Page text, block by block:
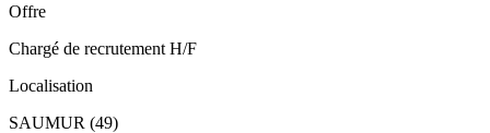
Offre
Chargé de recrutement H/F
Localisation
SAUMUR (49)